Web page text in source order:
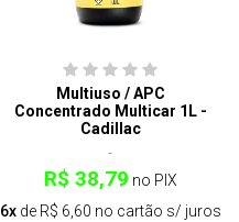
Multiuso / APC
Concentrado Multicar 1L -
Cadillac
R$ 38,79 no PIX
6xde R$ 6,60 no cartão s/ juros